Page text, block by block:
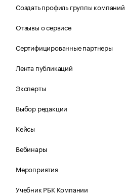
Создать профиль группы компаний
Отзывы о сервисе
Сертифицированные партнеры
Лента публикаций
Эксперты
Выбор редакции
Кейсы
Вебинары
Мероприятия
Учебник РБК Компании